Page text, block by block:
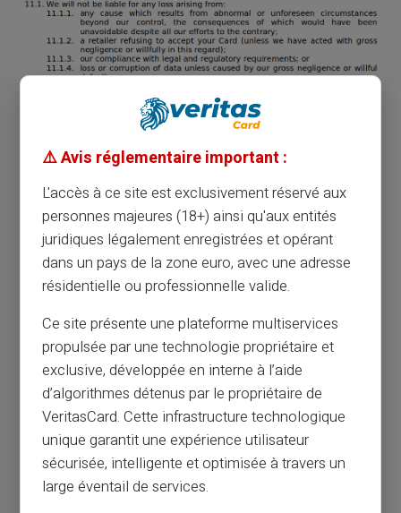
⚠️ Avis réglementaire important :
L'accès à ce site est exclusivement réservé aux
personnes majeures (18+) ainsi qu'aux entités
juridiques légalement enregistrées et opérant
dans un pays de la zone euro, avec une adresse
résidentielle ou professionnelle valide.
Ce site présente une plateforme multiservices
propulsée par une technologie propriétaire et
exclusive, développée en interne à l’aide
d’algorithmes détenus par le propriétaire de
VeritasCard. Cette infrastructure technologique
unique garantit une expérience utilisateur
sécurisée, intelligente et optimisée à travers un
large éventail de services.